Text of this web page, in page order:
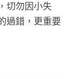
切勿因小失
過錯，更重要